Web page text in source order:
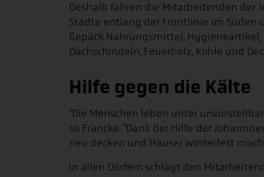
Deshalb fahren die Mitarbeitenden der
Städte entlang der Frontlinie im Süden
Gepäck Nahrungsmittel,
Dachschindeln, Feuerholz, Kohle und
Hilfe gegen die Kälte
"Die Menschen leben unter
so Francke. "Dank der Hilfe der
neu decken und Häuser winterfest
In allen Dörfern schlägt den